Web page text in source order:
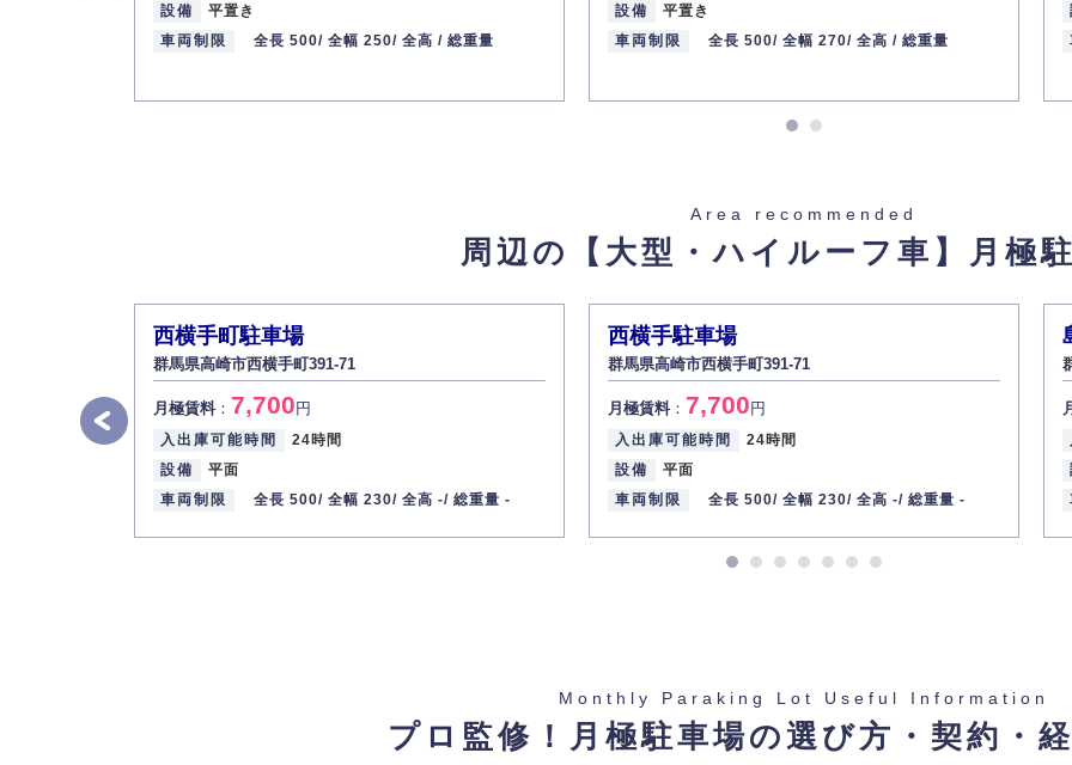
設備
平置き
車両制限
全長 500/ 全幅 250/ 全高 / 総重量
設備
平置き
車両制限
全長 500/ 全幅 270/ 全高 / 総重量
Area recommended
周辺の【大型・ハイルーフ車】 月極
西横手町駐車場
群馬県高崎市西横手町391-71
月極賃料： 7,700円
入出庫可能時間
24時間
設備
平面
車両制限
全長 500/ 全幅 230/ 全高 -/ 総重量 -
西横手駐車場
群馬県高崎市西横手町391-71
月極賃料： 7,700円
入出庫可能時間
24時間
設備
平面
車両制限
全長 500/ 全幅 230/ 全高 -/ 総重量 -
Monthly Paraking Lot Useful Information
プロ監修！月極駐車場の選び方・契約・